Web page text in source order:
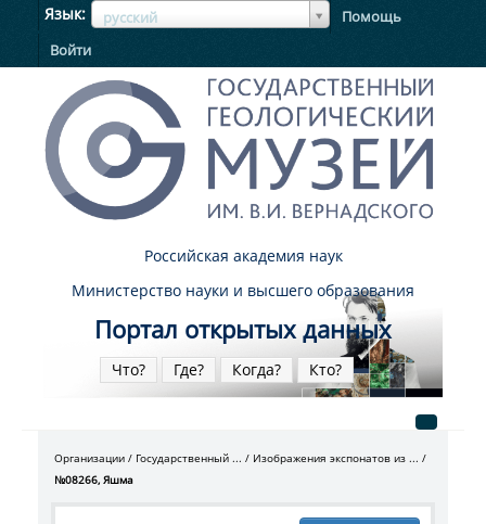
Язык русский
ЯзыкЯзык
Помощь
Войти
Российская академия наук
Министерство науки и высшего образования
Портал открытых данных
Что? Где? Когда? Кто?
Организации Государственный ...
Изображения экспонатов из ...
№08266, Яшма